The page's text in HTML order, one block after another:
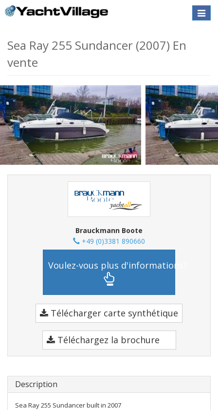
Toggle
Sea Ray 255 Sundancer (2007) En
vente
Brauckmann Boote
+49 (0)3381 890660
Voulez-vous plus d'informations?
Télécharger carte synthétique
Téléchargez la brochure
Description
Sea Ray 255 Sundancer built in 2007